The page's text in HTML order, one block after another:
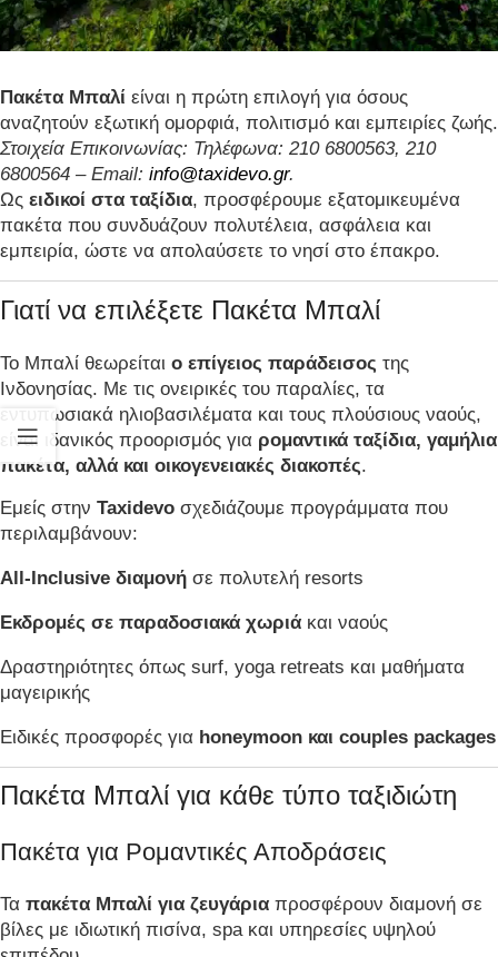
Πακέτα Μπαλί είναι η πρώτη επιλογή για όσους
αναζητούν εξωτική ομορφιά, πολιτισμό και εμπειρίες ζωής.
Στοιχεία Επικοινωνίας: Τηλέφωνα: 210 6800563, 210
6800564 – Email: info@taxidevo.gr.
Ως ειδικοί στα ταξίδια, προσφέρουμε εξατομικευμένα
πακέτα που συνδυάζουν πολυτέλεια, ασφάλεια και
εμπειρία, ώστε να απολαύσετε το νησί στο έπακρο.
Γιατί να επιλέξετε Πακέτα Μπαλί
Το Μπαλί θεωρείται ο επίγειος παράδεισος της
Ινδονησίας. Με τις ονειρικές του παραλίες, τα
εντυπωσιακά ηλιοβασιλέματα και τους πλούσιους ναούς,
είναι ιδανικός προορισμός για ρομαντικά ταξίδια, γαμήλια
πακέτα, αλλά και οικογενειακές διακοπές.
Εμείς στην Taxidevo σχεδιάζουμε προγράμματα που
περιλαμβάνουν:
All-Inclusive διαμονή σε πολυτελή resorts
Εκδρομές σε παραδοσιακά χωριά και ναούς
Δραστηριότητες όπως surf, yoga retreats και μαθήματα
μαγειρικής
Ειδικές προσφορές για honeymoon και couples packages
Πακέτα Μπαλί για κάθε τύπο ταξιδιώτη
Πακέτα για Ρομαντικές Αποδράσεις
Τα πακέτα Μπαλί για ζευγάρια προσφέρουν διαμονή σε
βίλες με ιδιωτική πισίνα, spa και υπηρεσίες υψηλού